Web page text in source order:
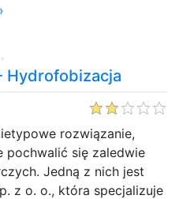
Hydrofobizacja
rozwiązanie,
pochwalić się zaledwie
Jedną z nich jest
z o. o., która specjalizuje